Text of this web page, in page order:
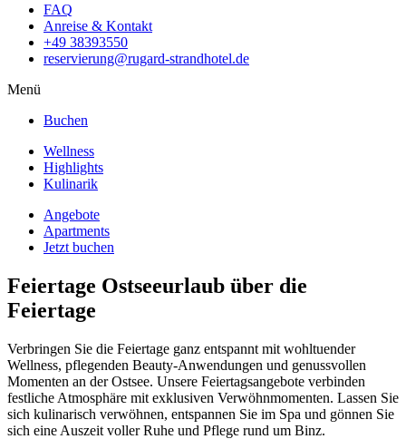
FAQ
Anreise & Kontakt
+49 38393550
reservierung@rugard-strandhotel.de
Menü
Buchen
Wellness
Highlights
Kulinarik
Angebote
Apartments
Jetzt buchen
Feiertage Ostseeurlaub über die
Feiertage
Verbringen Sie die Feiertage ganz entspannt mit wohltuender
Wellness, pflegenden Beauty-Anwendungen und genussvollen
Momenten an der Ostsee. Unsere Feiertagsangebote verbinden
festliche Atmosphäre mit exklusiven Verwöhnmomenten. Lassen Sie
sich kulinarisch verwöhnen, entspannen Sie im Spa und gönnen Sie
sich eine Auszeit voller Ruhe und Pflege rund um Binz.